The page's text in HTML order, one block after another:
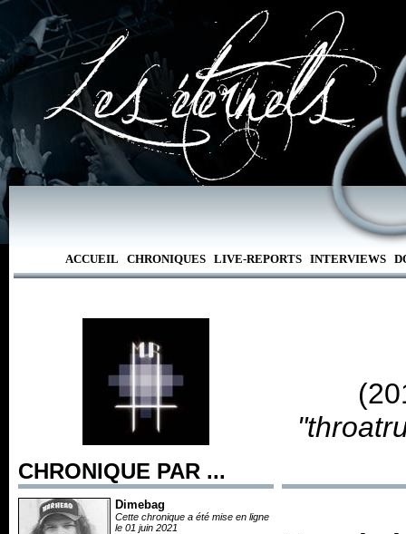
ACCUEIL CHRONIQUES LIVE-REPORTS INTERVIEWS
CHRONIQUE PAR ...
Dimebag
Cette chronique a été mise en ligne
le 01 juin 2021